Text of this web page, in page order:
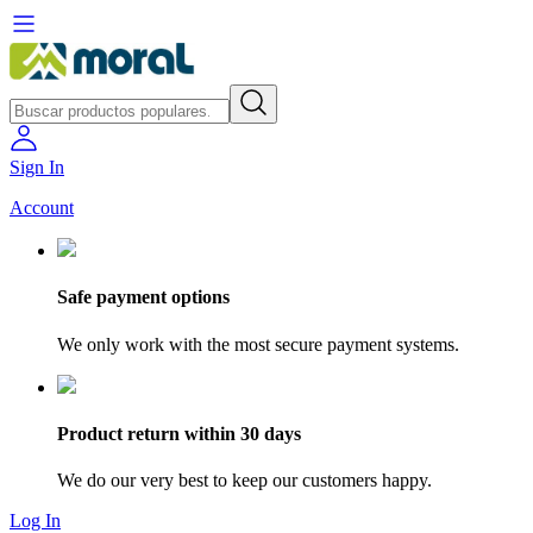
Sign In
Account
Safe payment options
We only work with the most secure payment systems.
Product return within 30 days
We do our very best to keep our customers happy.
Log In